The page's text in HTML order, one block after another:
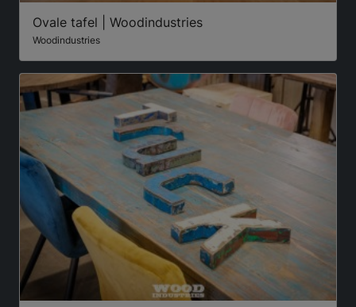
Ovale tafel | Woodindustries
Woodindustries